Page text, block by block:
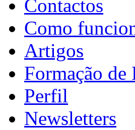
Contactos
Como
Artigos
Formação de
Perfil
Newsletters